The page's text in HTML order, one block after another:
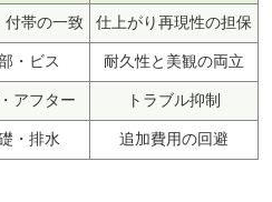
付帯の一致 仕上がり再現性の担保
・ビス 耐久性と美観の両立
アフター トラブル抑制
・排水 追加費用の回避